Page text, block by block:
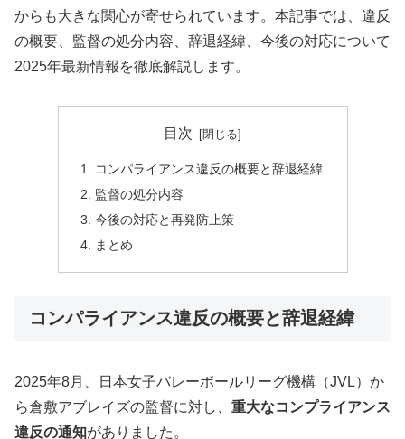
からも大きな関心が寄せられています。本記事では、違反
の概要、監督の処分内容、辞退経緯、今後の対応について
2025年最新情報を徹底解説します。
目次
コンパライアンス違反の概要と辞退経緯
監督の処分内容
今後の対応と再発防止策
まとめ
コンパライアンス違反の概要と辞退経緯
2025年8月、日本女子バレーボールリーグ機構（JVL）か
ら倉敷アブレイズの監督に対し、 重大なコンプライアンス
違反の通知がありました。